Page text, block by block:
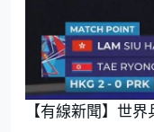
【有線新聞】世